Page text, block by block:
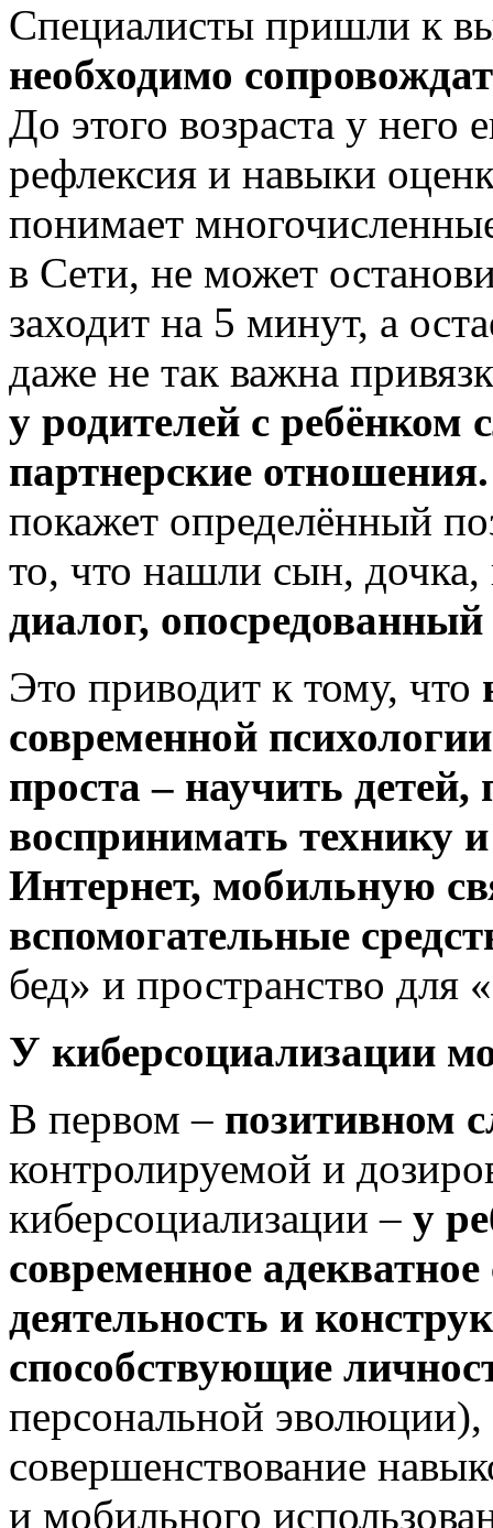
Специалисты пришли к
необходимо
До этого возраста у него
рефлексия и навыки
понимает
в Сети, не может
заходит на 5 минут, а
даже не так важна
у родителей с
партнерские отношения.
покажет определённый
то, что нашли сын,
диалог,
Это приводит к тому, что
современной
проста – научить
воспринимать технику
Интернет, мобильную
вспомогательные
бед» и пространство для
У киберсоциализации
В первом – позитивном
контролируемой и
киберсоциализации – у
современное
деятельность и
способствующие
персональной эволюции),
совершенствование
и мобильного